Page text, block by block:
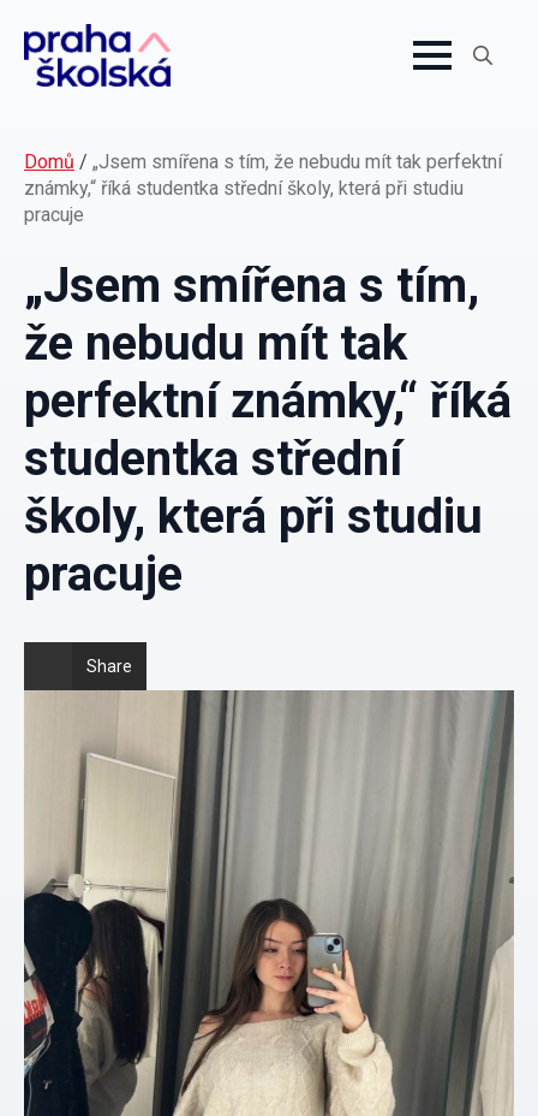
Domů / „Jsem smířena s tím, že nebudu mít tak perfektní
známky,“ říká studentka střední školy, která při studiu
pracuje
„Jsem smířena s tím,
že nebudu mít tak
perfektní známky,“ říká
studentka střední
školy, která při studiu
pracuje
Share